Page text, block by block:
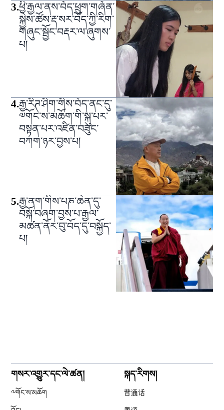
3.ཕྱི་རྒྱལ་ནས་བོད་ཕྲུག་གཞོན་
སྐྱེས་ཚོས་རྡ་སར་བོད་ཀྱི་རིག་
གཞུང་སྦྱོང་བརྡར་ལ་ཞུགས་
པ།
4.རྒྱ་རིཊ་ཤིག་གིས་བོད་ནང་དུ་
༧གོང་ས་མཆོག་གི་སྐུ་པར་
བསྟན་པར་འཛིན་བཟུང་
བཀག་ཉར་བྱས་པ།
5.རྒྱ་ནག་གིས་པཎ་ཆེན་དུ་
བསྐོ་བཞག་བྱས་པ་རྒྱལ་
མཚན་ནོར་བུ་བོད་དུ་བསྐྱོད་
པ།
གསར་འགྱུར་དང་ལེ་ཚན།
༸གོང་ས་མཆོག
སྐད་རིགས།
普通话